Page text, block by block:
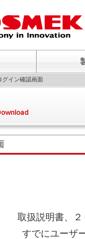
グイン確認画面
取扱説明書、
すでにユーザ